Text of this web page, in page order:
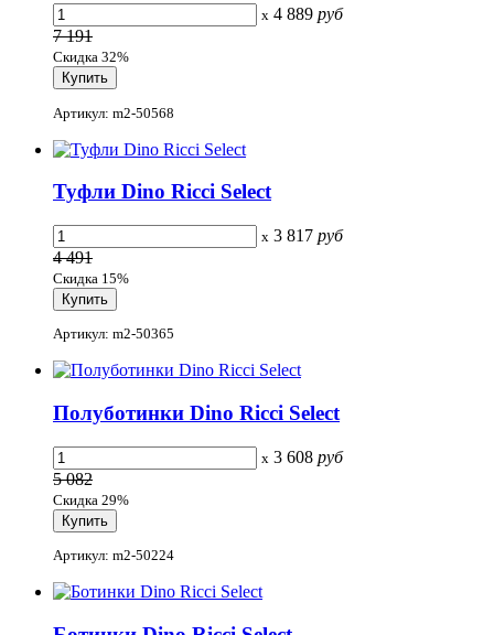
x 4 889 руб
7 191
Скидка 32%
Артикул: m2-50568
Туфли Dino Ricci Select
x 3 817 руб
4 491
Скидка 15%
Артикул: m2-50365
Полуботинки Dino Ricci Select
x 3 608 руб
5 082
Скидка 29%
Артикул: m2-50224